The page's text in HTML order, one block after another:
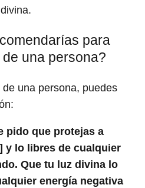
para
una persona?
una persona, puedes
pido que protejas a
y lo libres de cualquier
Que tu luz divina lo
energía negativa